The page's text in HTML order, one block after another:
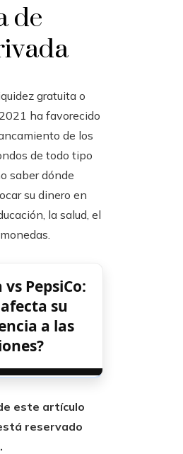
de
gratuita o
ha favorecido
de los
de todo tipo
saber dónde
su dinero en
la salud, el
vs PepsiCo:
su
a las
este artículo
reservado